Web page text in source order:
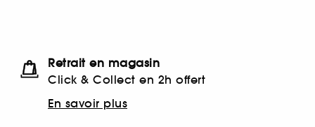
Retrait en magasin
Click & Collect en 2h offert
En savoir plus